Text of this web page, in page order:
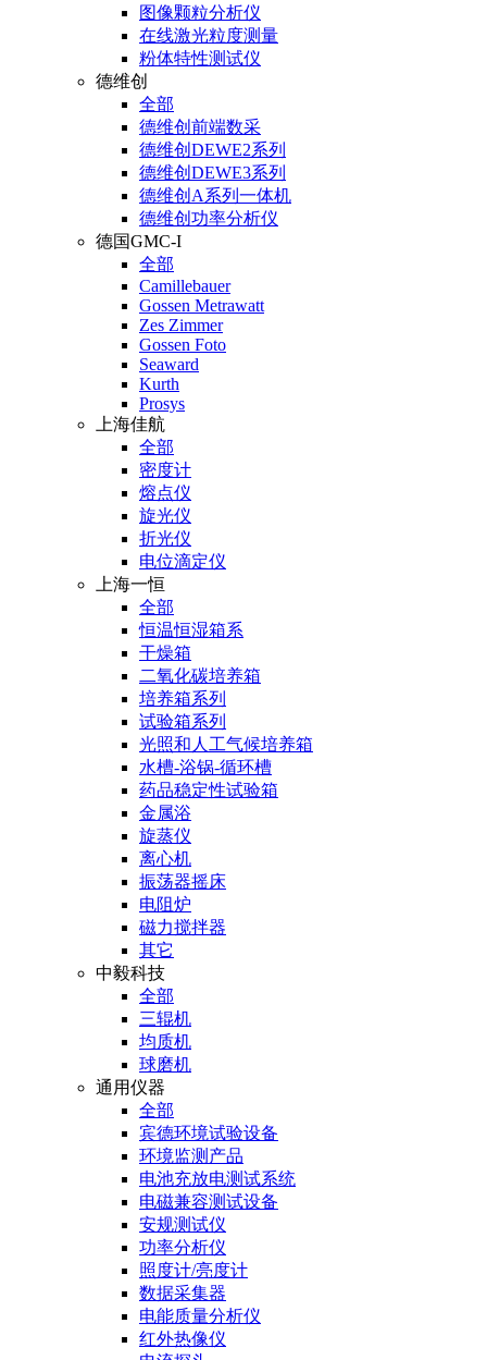
图像颗粒分析仪
在线激光粒度测量
粉体特性测试仪
德维创
全部
德维创前端数采
德维创DEWE2系列
德维创DEWE3系列
德维创A系列一体机
德维创功率分析仪
德国GMC-I
全部
Camillebauer
Gossen Metrawatt
Zes Zimmer
Gossen Foto
Seaward
Kurth
Prosys
上海佳航
全部
密度计
熔点仪
旋光仪
折光仪
电位滴定仪
上海一恒
全部
恒温恒湿箱系
干燥箱
二氧化碳培养箱
培养箱系列
试验箱系列
光照和人工气候培养箱
水槽-浴锅-循环槽
药品稳定性试验箱
金属浴
旋蒸仪
离心机
振荡器摇床
电阻炉
磁力搅拌器
其它
中毅科技
全部
三辊机
均质机
球磨机
通用仪器
全部
宾德环境试验设备
环境监测产品
电池充放电测试系统
电磁兼容测试设备
安规测试仪
功率分析仪
照度计/亮度计
数据采集器
电能质量分析仪
红外热像仪